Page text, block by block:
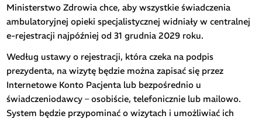
Ministerstwo Zdrowia chce, aby wszystkie świadczenia
ambulatoryjnej opieki specjalistycznej widniały w centralnej
e-rejestracji najpóźniej od 31 grudnia 2029 roku.
Według ustawy o rejestracji, która czeka na podpis
prezydenta, na wizytę będzie można zapisać się przez
Internetowe Konto Pacjenta lub bezpośrednio u
świadczeniodawcy – osobiście, telefonicznie lub mailowo.
System będzie przypominać o wizytach i umożliwiać ich